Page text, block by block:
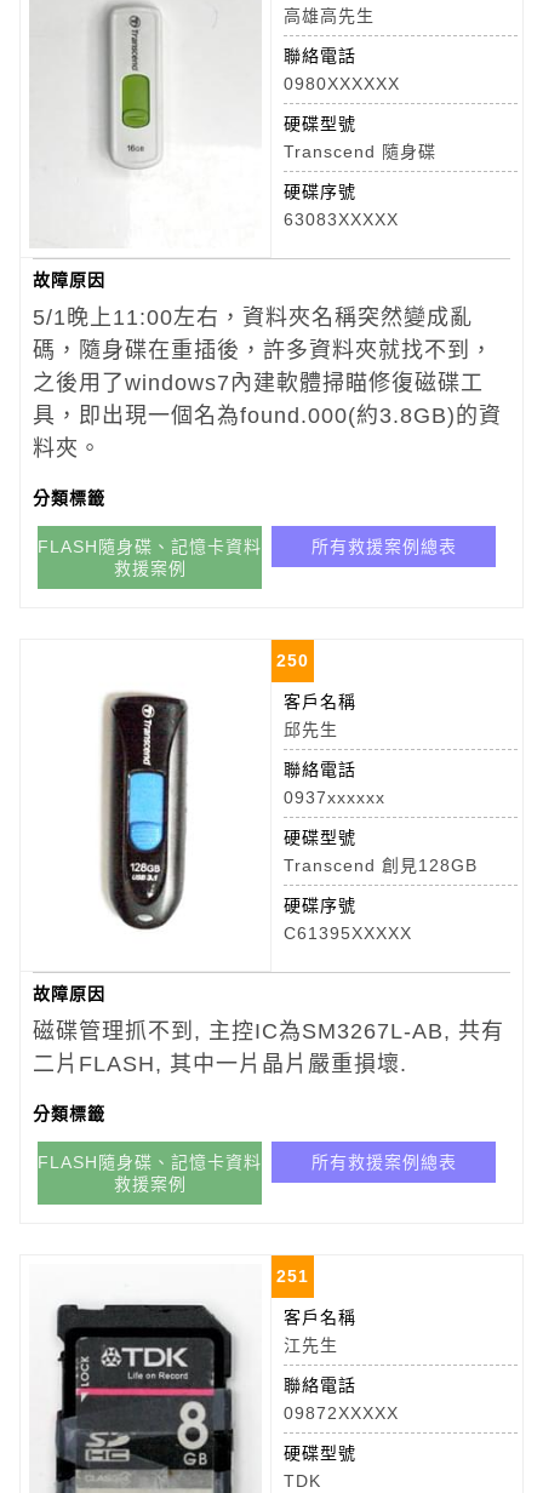
高雄高先生
聯絡電話
0980XXXXXX
硬碟型號
Transcend 隨身碟
硬碟序號
63083XXXXX
故障原因
5/1晚上11:00左右，資料夾名稱突然變成亂
碼，隨身碟在重插後，許多資料夾就找不到，
之後用了windows7內建軟體掃瞄修復磁碟工
具，即出現一個名為found.000(約3.8GB)的資
料夾。
分類標籤
FLASH隨身碟、記憶卡資料
救援案例
所有救援案例總表
250
客戶名稱
邱先生
聯絡電話
0937xxxxxx
硬碟型號
Transcend 創見128GB
硬碟序號
C61395XXXXX
故障原因
磁碟管理抓不到, 主控IC為SM3267L-AB, 共有
二片FLASH, 其中一片晶片嚴重損壞.
分類標籤
FLASH隨身碟、記憶卡資料
救援案例
所有救援案例總表
251
客戶名稱
江先生
聯絡電話
09872XXXXX
硬碟型號
TDK